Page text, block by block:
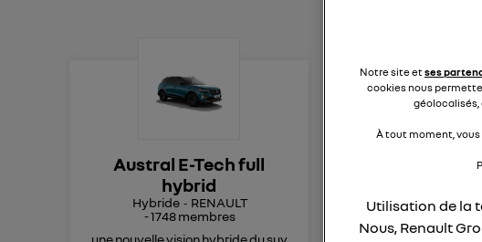
Austral E-Tech full
hybrid
Hybride
RENAULT
-1748membres
une nouvelle vision hybride du suv
Pas
adaptatif
captur , on
Avec Google
Notre site etses
cookies nous
géolocalisés,
À tout moment, vous
Utilisation de la
Nous, Renault